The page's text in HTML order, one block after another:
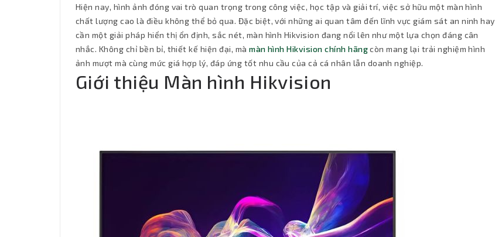
Hiện nay, hình ảnh đóng vai trò quan trọng trong công việc, học tập và giải trí, việc sở hữu một màn hình
chất lượng cao là điều không thể bỏ qua. Đặc biệt, với những ai quan tâm đến lĩnh vực giám sát an ninh hay
cần một giải pháp hiển thị ổn định, sắc nét, màn hình Hikvision đang nổi lên như một lựa chọn đáng cân
nhắc. Không chỉ bền bỉ, thiết kế hiện đại, màmàn hình Hikvision chính hãngcòn mang lại trải nghiệm hình
ảnh mượt mà cùng mức giá hợp lý, đáp ứng tốt nhu cầu của cả cá nhân lẫn doanh nghiệp.
Giới thiệu Màn hình Hikvision